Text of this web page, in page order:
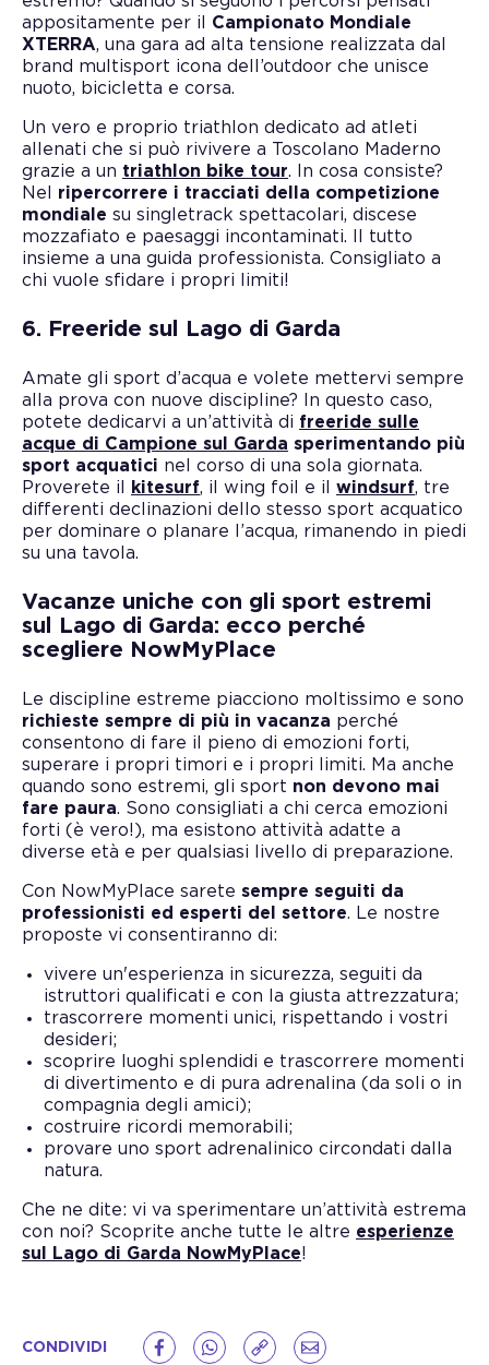
appositamente per il Campionato Mondiale
XTERRA, una gara ad alta tensione realizzata dal
brand multisport icona dell’outdoor che unisce
nuoto, bicicletta e corsa.
Un vero e proprio triathlon dedicato ad atleti
allenati che si può rivivere a Toscolano Maderno
grazie a un triathlon bike tour. In cosa consiste?
Nel ripercorrere i tracciati della competizione
mondiale su singletrack spettacolari, discese
mozzafiato e paesaggi incontaminati. Il tutto
insieme a una guida professionista. Consigliato a
chi vuole sfidare i propri limiti!
6. Freeride sul Lago di Garda
Amate gli sport d’acqua e volete mettervi sempre
alla prova con nuove discipline? In questo caso,
potete dedicarvi a un’attività di freeride sulle
acque di Campione sul Garda sperimentando più
sport acquatici nel corso di una sola giornata.
Proverete il
kitesurf, il wing foil e il windsurf, tre
differenti declinazioni dello stesso sport acquatico
per dominare o planare l’acqua, rimanendo in piedi
su una tavola.
Vacanze uniche con gli sport estremi
sul Lago di Garda: ecco perché
scegliere NowMyPlace
Le discipline estreme piacciono moltissimo e sono
richieste sempre di più in vacanza perché
consentono di fare il pieno di emozioni forti,
superare i propri timori e i propri limiti. Ma anche
quando sono estremi, gli sport non devono mai
fare paura. Sono consigliati a chi cerca emozioni
forti (è vero!), ma esistono attività adatte a
diverse età e per qualsiasi livello di preparazione.
Con NowMyPlace sarete sempre seguiti da
professionisti ed esperti del settore. Le nostre
proposte vi consentiranno di:
vivere un'esperienza in sicurezza, seguiti da
istruttori qualificati e con la giusta attrezzatura;
trascorrere momenti unici, rispettando i vostri
desideri;
scoprire luoghi splendidi e trascorrere momenti
di divertimento e di pura adrenalina (da soli o in
compagnia degli amici);
costruire ricordi memorabili;
provare uno sport adrenalinico circondati dalla
natura.
Che ne dite: vi va sperimentare un’attività estrema
con noi? Scoprite anche tutte le altre esperienze
sul Lago di Garda NowMyPlace!
CONDIVIDI